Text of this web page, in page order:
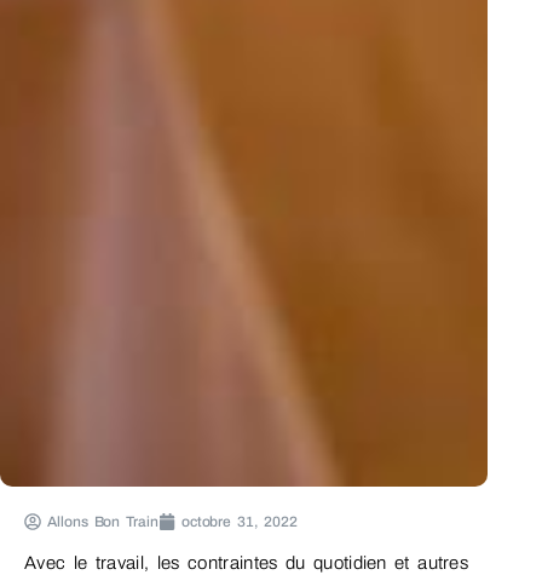
Allons Bon Train octobre 31, 2022
Avec le travail, les contraintes du quotidien et autres